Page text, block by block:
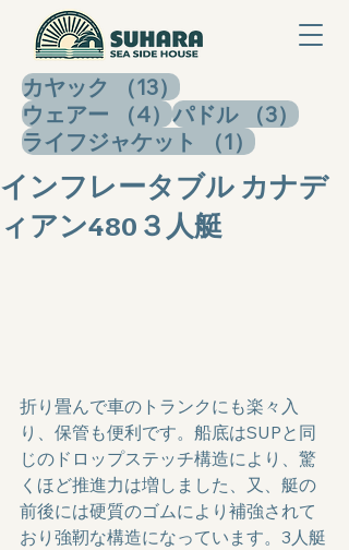
カヤック （13）13件の記事
ウェアー
（4）4件の記事
パドル （3）3件
ライフジャケット
（1）1件の記事
インフレータブル カナデ
ィアン480３人艇
折り畳んで車のトランクにも楽々入
り、保管も便利です。船底はSUPと同
じのドロップステッチ構造により、驚
くほど推進力は増しました、又、艇の
前後には硬質のゴムにより補強されて
おり強靭な構造になっています。3人艇